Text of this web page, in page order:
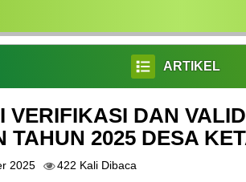
ARTIKEL
VERIFIKASI DAN
TAHUN 2025 DESA
2025 422 Kali Dibaca